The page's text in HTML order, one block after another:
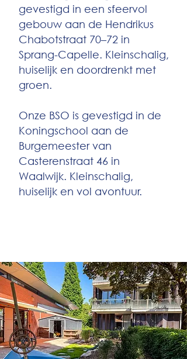
gevestigd in een sfeervol
gebouw aan de Hendrikus
Chabotstraat 70–72 in
Sprang-Capelle. Kleinschalig,
huiselijk en doordrenkt met
groen.
Onze BSO is gevestigd in de
Koningschool aan de
Burgemeester van
Casterenstraat 46 in
Waalwijk. Kleinschalig,
huiselijk en vol avontuur.